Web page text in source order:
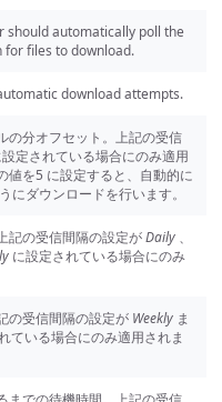
should automatically poll the
for files to download.
download attempts.
の分オフセット。上記の受信
設定されている場合にのみ適用
値を5 に設定すると、自動的に
にダウンロードを行います。
記の受信間隔の設定がDaily 、
に設定されている場合にのみ
の受信間隔の設定が Weekly ま
ている場合にのみ適用されま